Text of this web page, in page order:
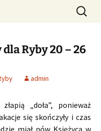
i
astrologiczne
Szukaj:
Ryby 20 – 26
admin
„doła”, ponieważ
się skończyły i czas
miał nów Księżyca w